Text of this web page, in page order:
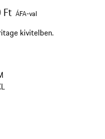
ÁFA-val
kivitelben.